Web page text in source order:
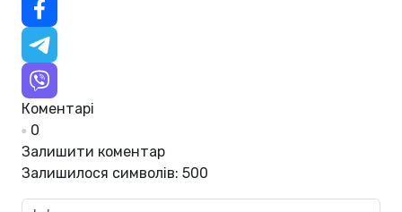
Коментарі
0
Залишити коментар
Залишилося символів: 500